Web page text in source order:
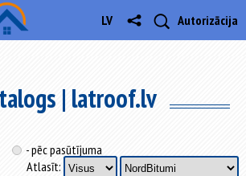
Autorizācija
LV
| latroof.lv
- pēc pasūtījuma
Atlasīt: